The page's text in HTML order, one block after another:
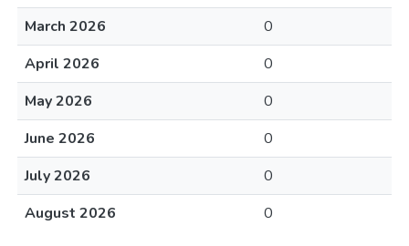
March 2026
0
April 2026
0
May 2026
0
June 2026
0
July 2026
0
August 2026
0